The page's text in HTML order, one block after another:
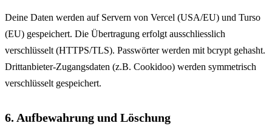
Deine Daten werden auf Servern von Vercel (USA/EU) und Turso
(EU) gespeichert. Die Übertragung erfolgt ausschliesslich
verschlüsselt (HTTPS/TLS). Passwörter werden mit bcrypt gehasht.
Drittanbieter-Zugangsdaten (z.B. Cookidoo) werden symmetrisch
verschlüsselt gespeichert.
6. Aufbewahrung und Löschung